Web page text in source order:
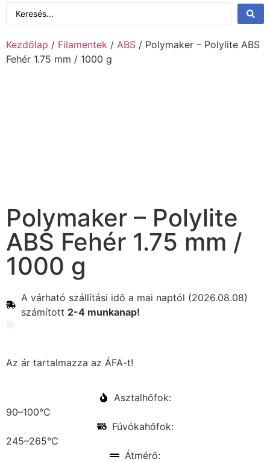
Kezdőlap / Filamentek / ABS / Polymaker – Polylite ABS
Fehér 1.75 mm / 1000 g
Polymaker – Polylite
ABS Fehér 1.75 mm /
1000 g
A várható szállítási idő a mai naptól (2026.08.08)
számított 2-4 munkanap!
Az ár tartalmazza az ÁFA-t!
Asztalhőfok:
90–100°C
Fúvókahőfok:
245–265°C
Átmérő: